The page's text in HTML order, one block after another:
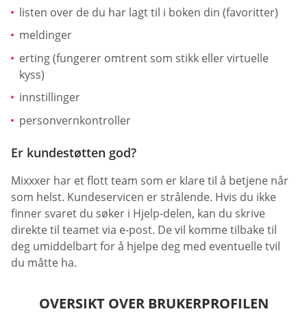
listen over de du har lagt til i boken din (favoritter)
meldinger
erting (fungerer omtrent som stikk eller virtuelle
kyss)
innstillinger
personvernkontroller
Er kundestøtten god?
Mixxxer har et flott team som er klare til å betjene når
som helst. Kundeservicen er strålende. Hvis du ikke
finner svaret du søker i Hjelp-delen, kan du skrive
direkte til teamet via e-post. De vil komme tilbake til
deg umiddelbart for å hjelpe deg med eventuelle tvil
du måtte ha.
OVERSIKT OVER BRUKERPROFILEN